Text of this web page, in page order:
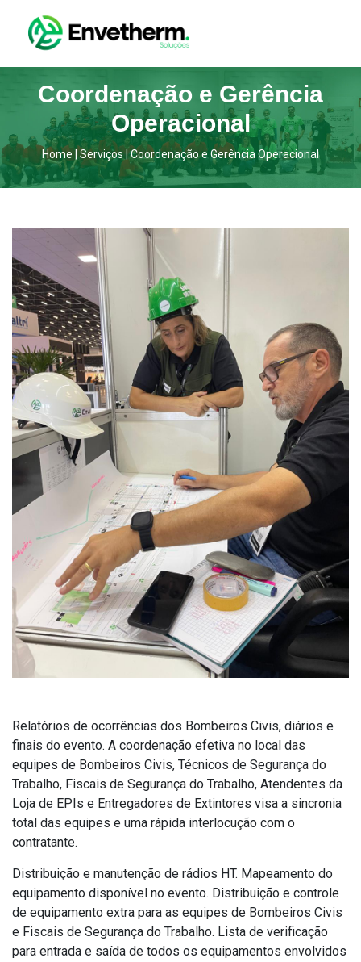
Coordenação e Gerência
Operacional
Home |Serviços|Coordenação e Gerência Operacional
Relatórios de ocorrências dos Bombeiros Civis, diários e
finais do evento. A coordenação efetiva no local das
equipes de Bombeiros Civis, Técnicos de Segurança do
Trabalho, Fiscais de Segurança do Trabalho, Atendentes da
Loja de EPIs e Entregadores de Extintores visa a sincronia
total das equipes e uma rápida interlocução com o
contratante.
Distribuição e manutenção de rádios HT. Mapeamento do
equipamento disponível no evento. Distribuição e controle
de equipamento extra para as equipes de Bombeiros Civis
e Fiscais de Segurança do Trabalho. Lista de verificação
para entrada e saída de todos os equipamentos envolvidos